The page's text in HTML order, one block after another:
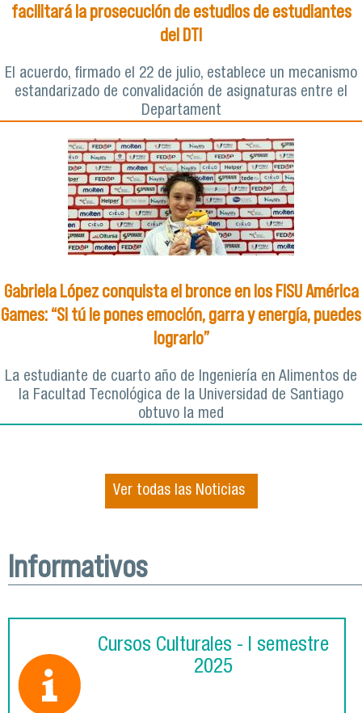
facilitará la prosecución de estudios de estudiantes
del DTI
El acuerdo, firmado el 22 de julio, establece un mecanismo
estandarizado de convalidación de asignaturas entre el
Departament
Gabriela López conquista el bronce en los FISU América
Games: “Si tú le pones emoción, garra y energía, puedes
lograrlo”
La estudiante de cuarto año de Ingeniería en Alimentos de
la Facultad Tecnológica de la Universidad de Santiago
obtuvo la med
Ver todas las Noticias
Informativos
Cursos Culturales - I semestre
2025